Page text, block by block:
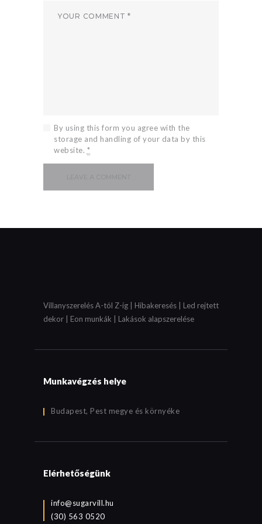
By using this form you agree with the
storage and handling of your data by this
website. *
Villanyszerelés A-tól Z-ig | Hibakeresés | Led rejtett
dekor | Eon munkák | Lakások alapszerelése
Munkavégzés helye
Budapest, Pest megye és környéke
Elérhetőségünk
info@sugarvill.hu
(30) 563 0520